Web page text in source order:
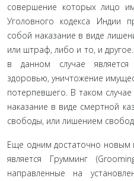
совершение которых лицо
Уголовного кодекса Индии
собой наказание в виде
или штраф, либо и то, и
в данном случае
здоровью, уничтоже­ние
потерпевшего. В таком
наказание в виде смертной
свобо­ды, или лишением
Еще одним достаточно новым
является Грумминг
направленные на